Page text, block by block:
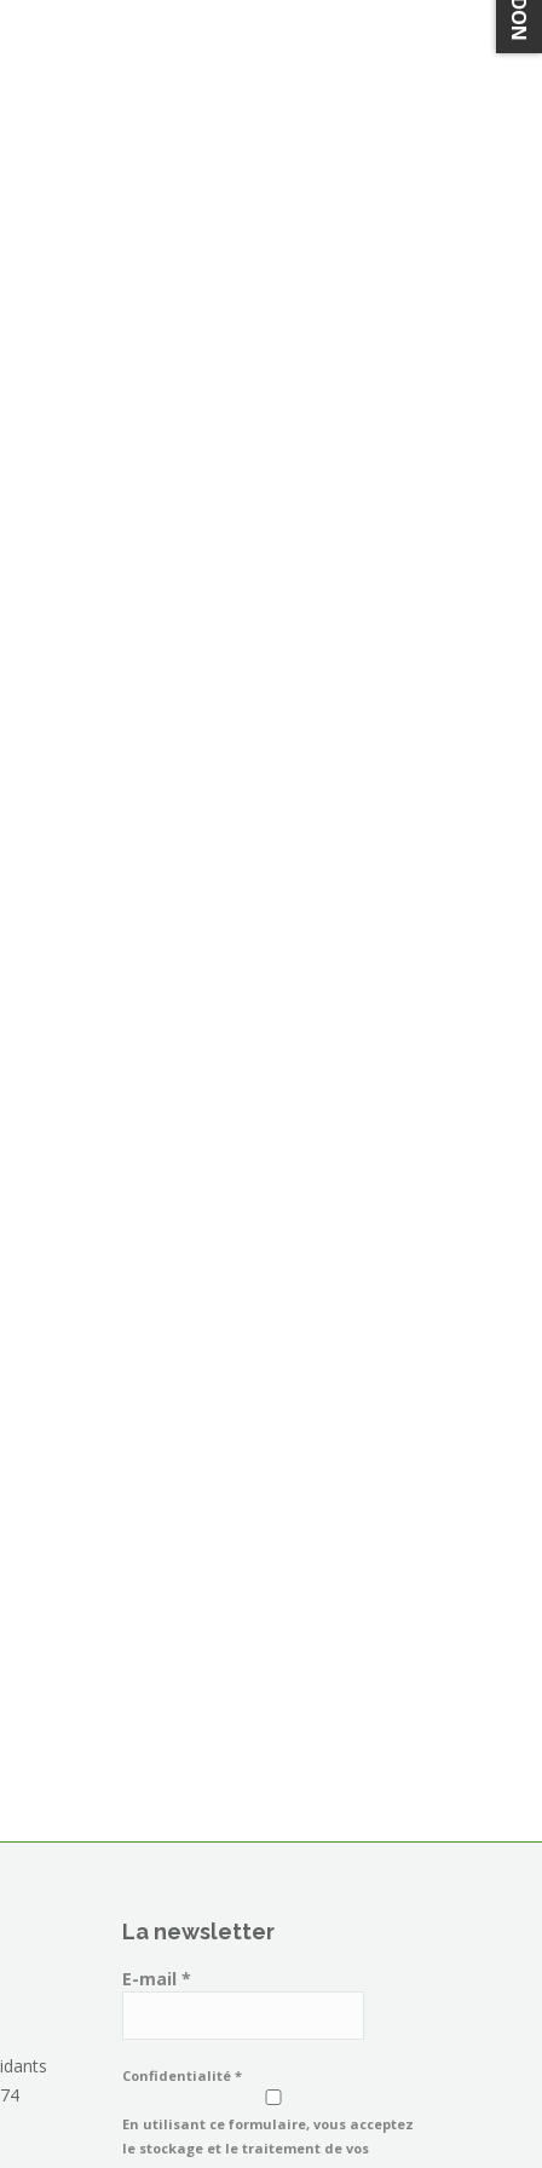
La newsletter
E-mail *
Confidentialité *
En utilisant ce formulaire, vous acceptez
le stockage et le traitement de vos